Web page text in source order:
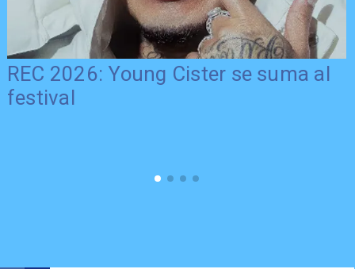
REC 2026: Young Cister se suma al
festival